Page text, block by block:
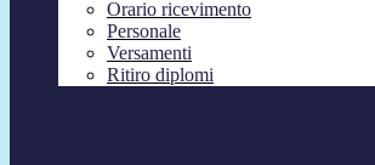
Orario ricevimento
Personale
Versamenti
Ritiro diplomi